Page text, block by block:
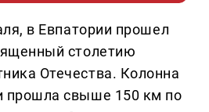
в Евпатории прошел
столетию
Отечества. Колонна
прошла свыше 150 км по